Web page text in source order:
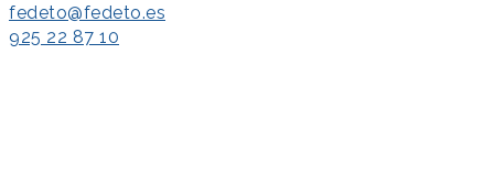
fedeto@fedeto.es
925 22 87 10